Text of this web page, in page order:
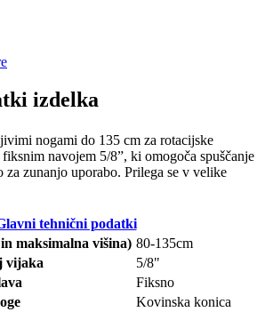
izdelka
nogami do 135 cm za rotacijske
navojem 5/8”, ki omogoča spuščanje
za zunanjo uporabo. Prilega se v velike
tehnični podatki
maksimalna višina) 80-135cm
vijaka
5/8"
Fiksno
Kovinska konica